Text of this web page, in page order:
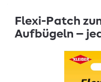
Flexi-Patch
Aufbügeln –